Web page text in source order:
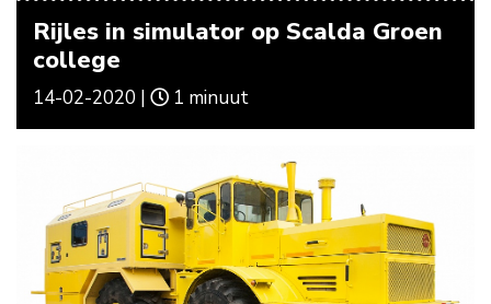
Rijles in simulator op Scalda Groen
college
14-02-2020 | 1 minuut